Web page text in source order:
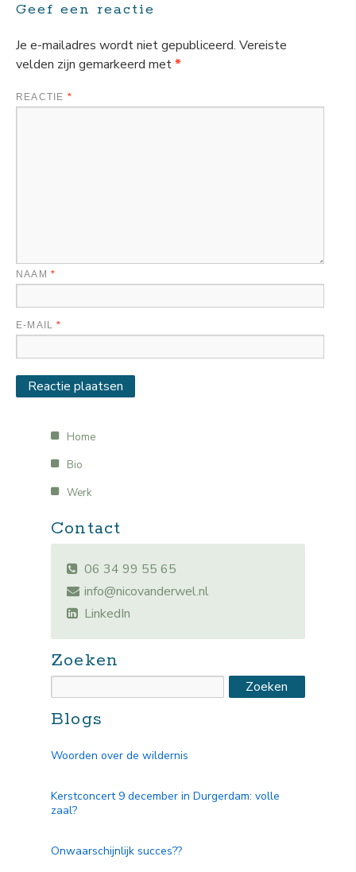
Geef een reactie
Je e-mailadres wordt niet gepubliceerd. Vereiste
velden zijn gemarkeerd met*
REACTIE *
NAAM *
E-MAIL*
Home
Bio
Werk
Contact
06 34 99 55 65
info@nicovanderwel.nl
LinkedIn
Zoeken
Blogs
Woorden over de wildernis
Kerstconcert 9 december in Durgerdam: volle
zaal?
Onwaarschijnlijk succes??